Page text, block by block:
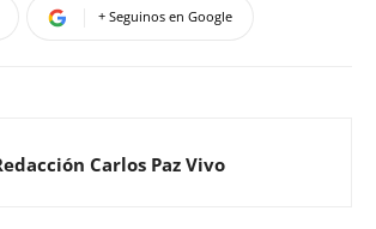
+ Seguinos en Google
Carlos Paz Vivo